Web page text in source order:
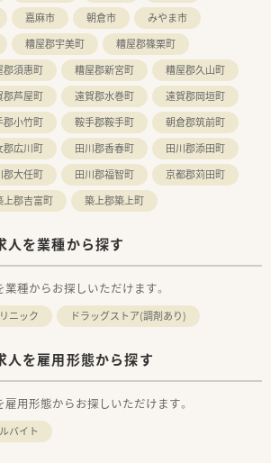
嘉麻市 朝倉市
みやま市
糟屋郡宇美町
糟屋郡篠栗町
郡須惠町 糟屋郡新宮町
糟屋郡久山町
郡芦屋町 遠賀郡水巻町
遠賀郡岡垣町
郡小竹町 鞍手郡鞍手町
朝倉郡筑前町
郡広川町 田川郡香春町
田川郡添田町
郡大任町 田川郡福智町
京都郡苅田町
上郡吉富町 築上郡築上町
人を業種から探す
種からお探しいただけます。
ニック ドラッグストア(調剤あり)
人を雇用形態から探す
用形態からお探しいただけます。
バイト